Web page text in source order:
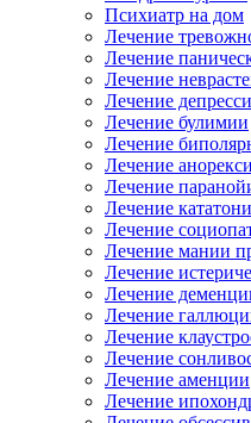
Психиатр на дом
Лечение
Лечение
Лечение
Лечение
Лечение булимии
Лечение
Лечение
Лечение
Лечение
Лечение
Лечение мании
Лечение
Лечение
Лечение
Лечение
Лечение
Лечение аменции
Лечение